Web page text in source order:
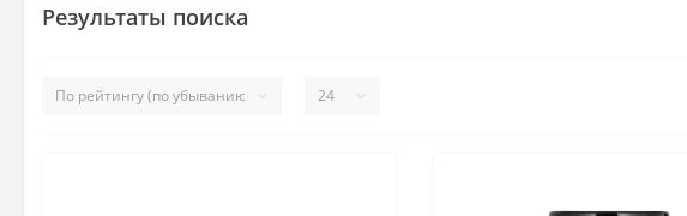
Результаты поиска